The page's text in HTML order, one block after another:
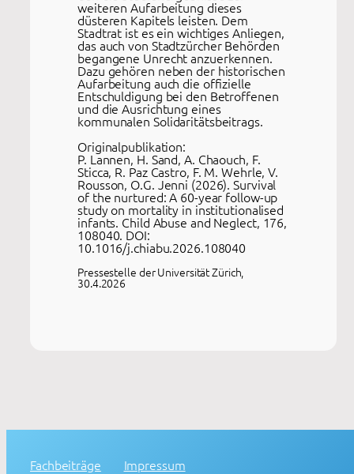
weiteren Aufarbeitung dieses
düsteren Kapitels leisten. Dem
Stadtrat ist es ein wichtiges Anliegen,
das auch von Stadtzürcher Behörden
begangene Unrecht anzuerkennen.
Dazu gehören neben der historischen
Aufarbeitung auch die offizielle
Entschuldigung bei den Betroffenen
und die Ausrichtung eines
kommunalen Solidaritätsbeitrags.
Originalpublikation:
P. Lannen, H. Sand, A. Chaouch, F.
Sticca, R. Paz Castro, F. M. Wehrle, V.
Rousson, O.G. Jenni (2026). Survival
of the nurtured: A 60-year follow-up
study on mortality in institutionalised
infants. Child Abuse and Neglect, 176,
108040. DOI:
10.1016/j.chiabu.2026.108040
Pressestelle der Universität Zürich,
30.4.2026
Fachbeiträge
Impressum